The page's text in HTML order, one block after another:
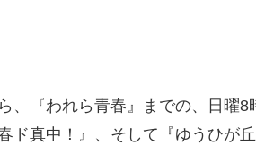
、『われら青春』までの、日曜
ド真中！』、そして『ゆうひが丘